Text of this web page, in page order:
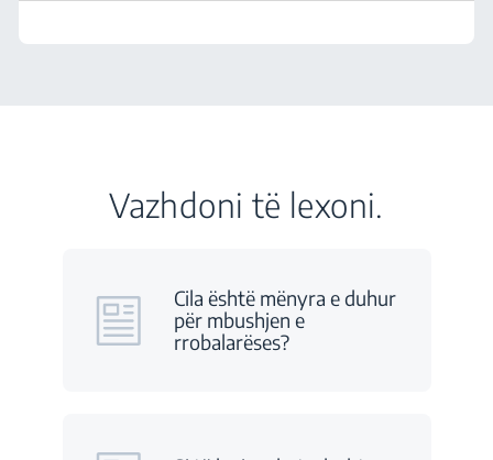
Vazhdoni të lexoni.
Cila është mënyra e duhur
për mbushjen e
rrobalarëses?